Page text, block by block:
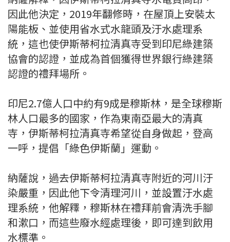
因此他決定，2019年翻修時，在屋頂上安裝太
陽能板、並使用省水式水龍頭及汙水處理系
統，這也使伊斯蒂柯拉清真寺受到印尼綠建築
協會的認證，並成為首個獲得世界銀行綠建築
認證的禮拜場所。
印尼2.7億人口中約有9成是穆斯林，是全球穆斯
林人口最多的國家，作為東南亞最大的清真
寺，伊斯蒂柯拉清真寺希望從自身做起，登高
一呼，提倡「綠色伊斯蘭」運動。
納薩說，過去伊斯蒂柯拉清真寺附近的河川汙
染嚴重，因此他下令清理河川，並設置汙水處
理系統，他解釋，穆斯林在禮拜前會清洗手腳
和漱口，而這些廢水經處理後，即可達到飲用
水標準。